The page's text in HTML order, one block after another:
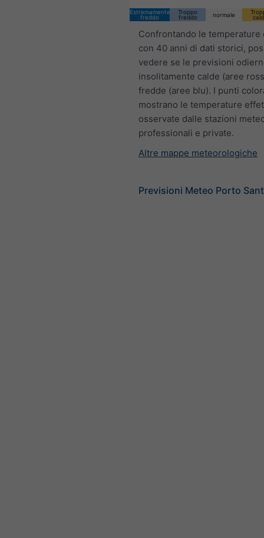
Estremamente
freddo
Troppo
freddo
normale
Confrontando le temperature
con 40 anni di dati storici,
vedere se le previsioni
insolitamente calde (aree
fredde (aree blu). I punti
mostrano le temperature
osservate dalle stazioni
professionali e private.
Altre mappe meteorologiche
Previsioni Meteo Porto